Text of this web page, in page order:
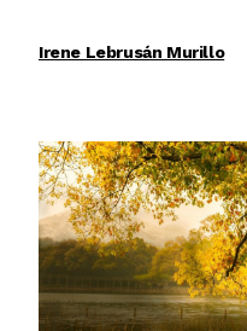
Irene Lebrusán Murillo